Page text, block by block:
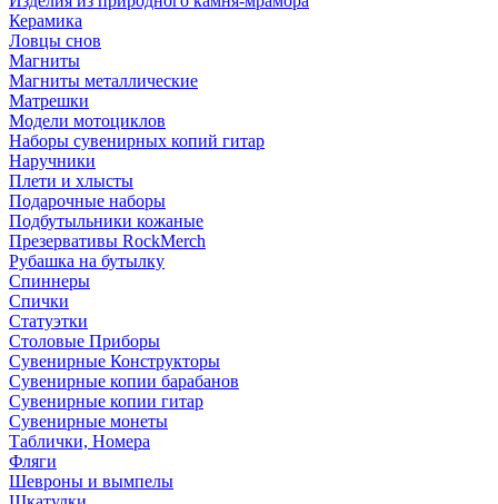
Керамика
Ловцы снов
Магниты
Магниты металлические
Матрешки
Модели мотоциклов
Наборы сувенирных копий гитар
Наручники
Плети и хлысты
Подарочные наборы
Подбутыльники кожаные
Презервативы RockMerch
Рубашка на бутылку
Спиннеры
Спички
Статуэтки
Столовые Приборы
Сувенирные Конструкторы
Сувенирные копии барабанов
Сувенирные копии гитар
Сувенирные монеты
Таблички, Номера
Фляги
Шевроны и вымпелы